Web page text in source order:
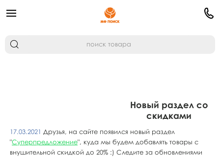
Новый раздел со
скидками
17.03.2021 Друзья, на сайте появился новый раздел
"Суперпредложение", куда мы будем добавлять товары с
внушительной скидкой до 20% :) Следите за обновлениями